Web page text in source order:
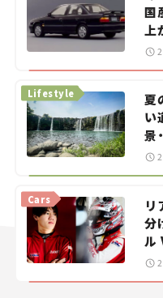
国
上
を
夏
い
景
暑
【
Lifestyle
リ
分
ル
戦
Cars